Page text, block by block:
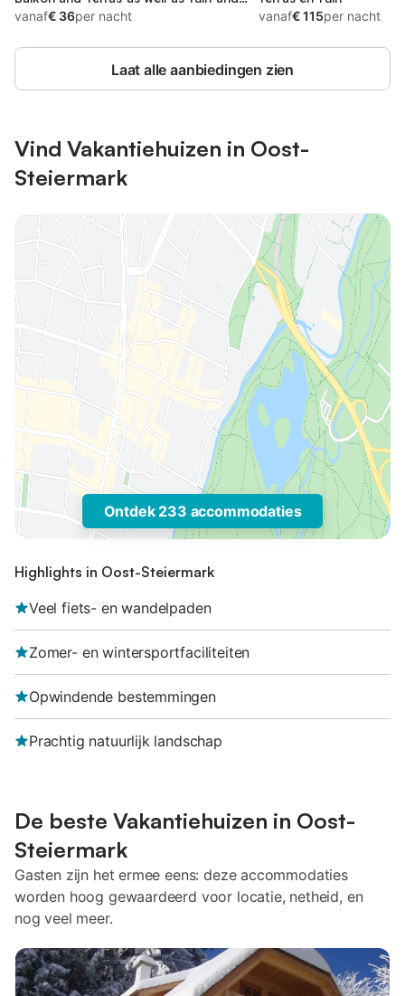
Uitzicht
vanaf€ 36per nacht
vanaf€ 115per nacht
Laat alle aanbiedingen zien
Vind Vakantiehuizen in Oost-
Steiermark
Ontdek 233 accommodaties
Highlights in Oost-Steiermark
Veel fiets- en wandelpaden
Zomer- en wintersportfaciliteiten
Opwindende bestemmingen
Prachtig natuurlijk landschap
De beste Vakantiehuizen in Oost-
Steiermark
Gasten zijn het ermee eens: deze accommodaties
worden hoog gewaardeerd voor locatie, netheid, en
nog veel meer.